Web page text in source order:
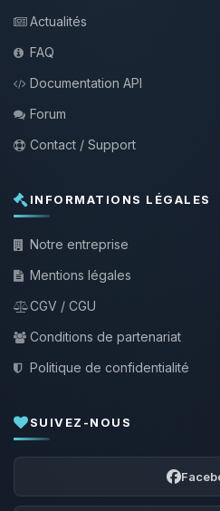
Actualités
FAQ
Documentation API
Forum
Contact / Support
INFORMATIONS LÉGALES
Notre entreprise
Mentions légales
CGV / CGU
Conditions de partenariat
Politique de confidentialité
SUIVEZ-NOUS